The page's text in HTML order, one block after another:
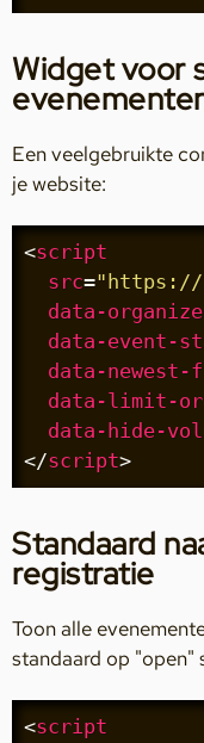
Widget voor
Een veelgebruikte
je website:
<script
src="https://
data-
data-event-
data-
data-limit-
data-hide-
</script>
Standaard
registratie
Toon alle
standaard op "open"
<script